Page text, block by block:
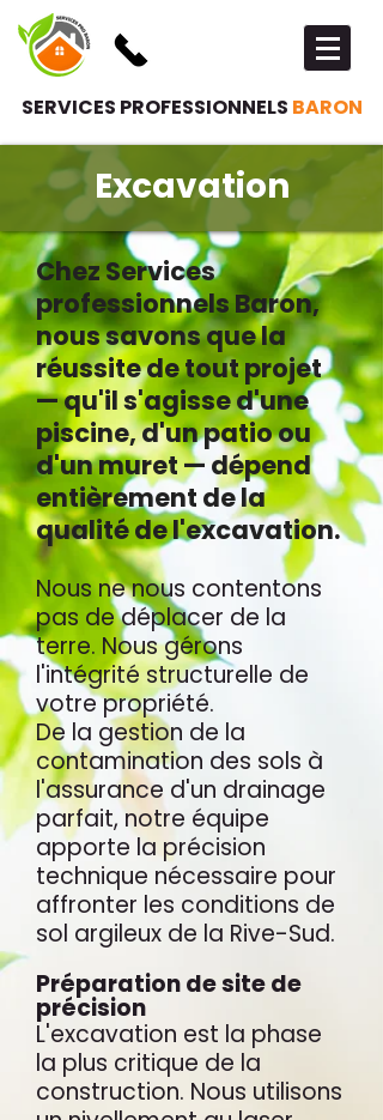
SERVICES PROFESSIONNELS BARON
Excavation
Chez Services
professionnels Baron,
nous savons que la
réussite de tout projet
— qu'il s'agisse d'une
piscine, d'un patio ou
d'un muret — dépend
entièrement de la
qualité de l'excavation.
Nous ne nous contentons
pas de déplacer de la
terre. Nous gérons
l'intégrité structurelle de
votre propriété.
De la gestion de la
contamination des sols à
l'assurance d'un drainage
parfait, notre équipe
apporte la précision
technique nécessaire pour
affronter les conditions de
sol argileux de la Rive-Sud.
Préparation de site de
précision
L'excavation est la phase
la plus critique de la
construction. Nous utilisons